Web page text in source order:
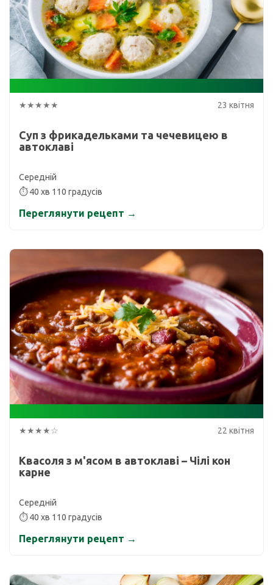
★★★★★ 23 квітня
Суп з фрикадельками та чечевицею в
автоклаві
Середній
⏱ 40 хв 110 градусів
Переглянути рецепт →
★★★★☆ 22 квітня
Квасоля з м'ясом в автоклаві – Чілі кон
карне
Середній
⏱ 40 хв 110 градусів
Переглянути рецепт →